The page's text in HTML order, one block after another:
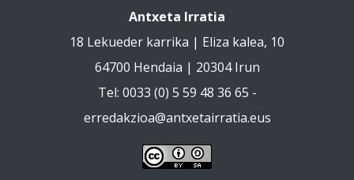
Antxeta Irratia
18 Lekueder karrika | Eliza kalea, 10
64700 Hendaia | 20304 Irun
Tel: 0033 (0) 5 59 48 36 65 -
erredakzioa@antxetairratia.eus